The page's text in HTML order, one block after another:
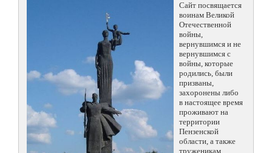
Сайт посвящается
воинам Великой
Отечественной
войны,
вернувшимся и не
вернувшимся с
войны, которые
родились, были
призваны,
захоронены либо
в настоящее время
проживают на
территории
Пензенской
области, а также
труженикам